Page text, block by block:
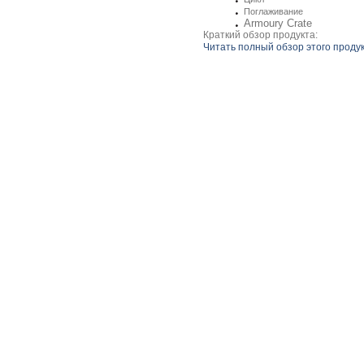
Поглаживание
Armoury Crate
Краткий обзор продукта:
Читать полный обзор этого